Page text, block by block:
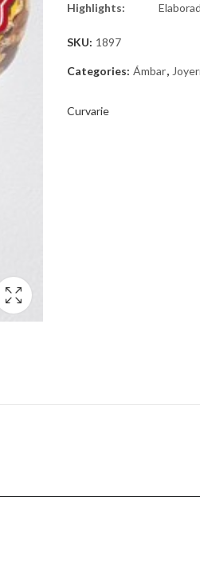
Highlights:
SKU: 1897
Categories: Ámbar,
Curvarie